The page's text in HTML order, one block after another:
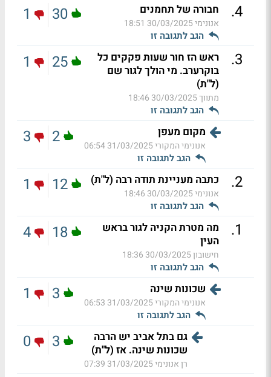
4
. חבורה של תחמנים
אנונימי30/03/2025 18:51
הגב לתגובה זו
30
1
3
.
ראש הז חור שעות פקקים כל
בוקרערב. מי הולך לגור שם
(ל"ת)
מתווך30/03/2025 18:46
הגב לתגובה זו
25
1
מקום מעפן
אנונימי המקורי31/03/2025 06:54
הגב לתגובה זו
2
3
2
. כתבה מעניינת תודה רבה (ל"ת)
אנונימי30/03/2025 18:46
הגב לתגובה זו
12
1
1
.
מה מטרת הקניה לגור בראש
העין
חישובון30/03/2025 18:36
הגב לתגובה זו
18
4
שכונות שינה
אנונימי המקורי31/03/2025 06:53
הגב לתגובה זו
3
1
גם בתל אביב יש הרבה
שכונות שינה. אז (ל"ת)
רן אנונימי31/03/2025 07:39
3
0